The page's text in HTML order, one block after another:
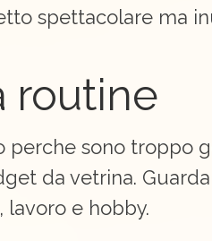
spettacolare ma
routine
perche sono troppo
da vetrina.
e hobby.